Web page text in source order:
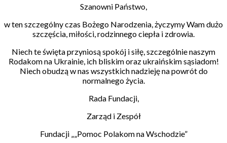
Szanowni Państwo,
w ten szczególny czas Bożego Narodzenia,życzymy Wam dużo
szczęścia, miłości,rodzinnego ciepła i zdrowia.
Niech te święta przyniosą spokój i siłę, szczególnie naszym
Rodakom na Ukrainie, ich bliskimoraz ukraińskim sąsiadom!
Niech obudzą w nas wszystkich nadzieję na powrót do
normalnego życia.
Rada Fundacji,
Zarząd i Zespół
Fundacji „„Pomoc Polakom na Wschodzie”